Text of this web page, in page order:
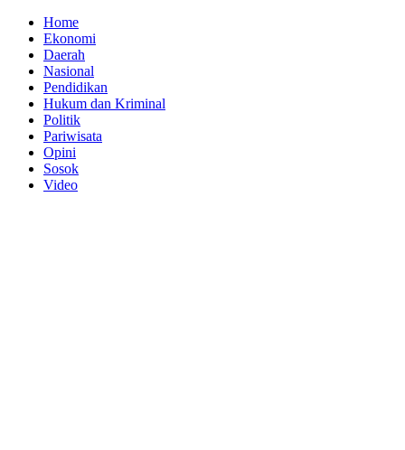
Home
Ekonomi
Daerah
Nasional
Pendidikan
Hukum dan Kriminal
Politik
Pariwisata
Opini
Sosok
Video